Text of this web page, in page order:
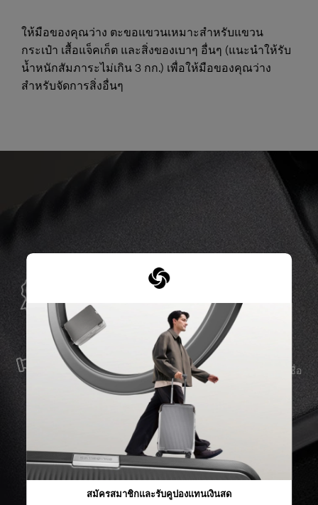
สมัครสมาชิกและรับคูปองแทนเงินสด
ให้มือของคุณว่าง ตะขอแขวนเหมาะสำหรับแขวน
กระเป๋า เสื้อแจ็คเก็ต และสิ่งของเบาๆ อื่นๆ (แนะนำให้รับ
น้ำหนักสัมภาระไม่เกิน 3 กก.) เพื่อให้มือของคุณว่าง
สำหรับจัดการสิ่งอื่นๆ
การรับประกันทั่วโลก
Samsonite รับประกันการใช้งานทั่วโลก เพื่อให้มั่นใจว่า
ผลิตภัณฑ์ Samsonite ของคุณจะอยู่เคียงข้างคุณเสมอ
บริการและซ่อมแซม
เราผลิตสินค้าด้วยวัสดุที่ดีที่สุด พร้อมบริการสนับสนุนที่เชื่อ
ถือได้ เพื่อให้คุณก้าวไปข้างหน้าได้อย่างราบรื่น ไม่ว่าจะ